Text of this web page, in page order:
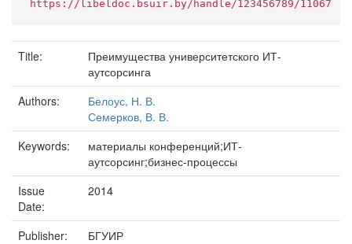
https://libeldoc.bsuir.by/handle/123456789/11067
Title:
Преимущества университетского ИТ-
аутсорсинга
Authors:
Белоус, Н. В.
Семерков, В. В.
Keywords:
материалы конференций;ИТ-
аутсорсинг;бизнес-процессы
Issue
Date:
2014
Publisher:
БГУИР